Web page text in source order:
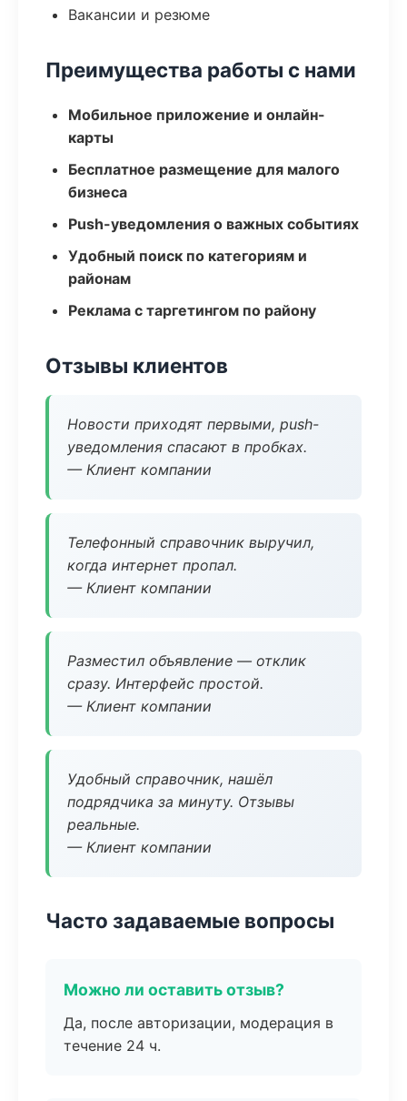
Вакансии и резюме
Преимущества работы с нами
Мобильное приложение и онлайн-
карты
Бесплатное размещение для малого
бизнеса
Push-уведомления о важных событиях
Удобный поиск по категориям и
районам
Реклама с таргетингом по району
Отзывы клиентов
Новости приходят первыми, push-
уведомления спасают в пробках.
— Клиент компании
Телефонный справочник выручил,
когда интернет пропал.
— Клиент компании
Разместил объявление — отклик
сразу. Интерфейс простой.
— Клиент компании
Удобный справочник, нашёл
подрядчика за минуту. Отзывы
реальные.
— Клиент компании
Часто задаваемые вопросы
Можно ли оставить отзыв?
Да, после авторизации, модерация в
течение 24 ч.